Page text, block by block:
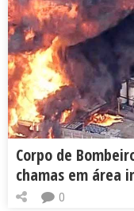
Corpo de
chamas em área
0